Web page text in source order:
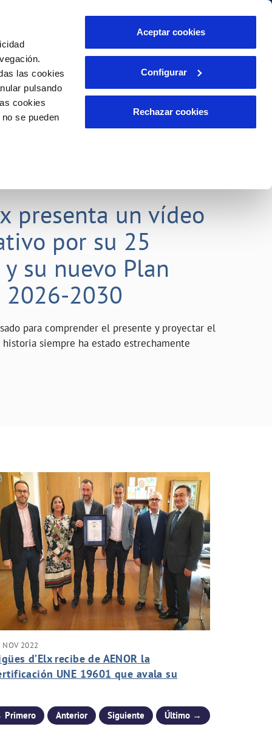
las cookies
pulsando
cookies
se pueden
Aceptar cookies
Configurar
Rechazar cookies
INCIDENCIAS
Comunica anomalías o posibles
PORTAL DE TRANSPARENCIA
Área de clientes Se abre en otra
presenta un vídeo
por su 25
su nuevo Plan
2026-2030
para comprender el presente y proyectar el
siempre ha estado estrechamente
NOV 2022
d’Elx recibe de AENOR la
UNE 19601 que avala su
Anterior Siguiente Último →